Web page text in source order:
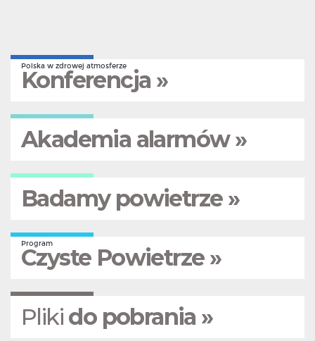
Polska w zdrowej atmosferze
Konferencja »
Akademia alarmów »
Badamy powietrze »
Program
Czyste Powietrze »
Pliki do pobrania »